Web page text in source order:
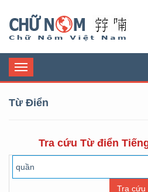
Toggle
navigation
Từ Điển
Tra cứu Từ điển